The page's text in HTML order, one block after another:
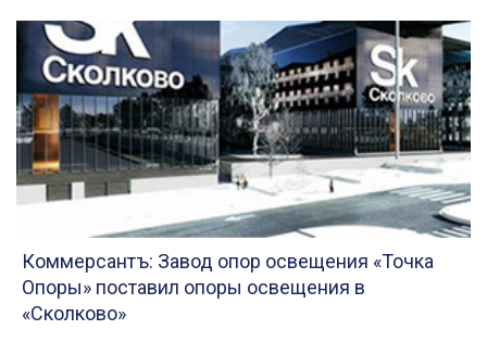
Коммерсантъ: Завод опор освещения «Точка
Опоры» поставил опоры освещения в
«Сколково»